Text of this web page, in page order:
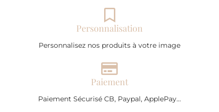
Personnalisation
Personnalisez nos produits à votre image
Paiement
Paiement Sécurisé CB, Paypal, ApplePay…